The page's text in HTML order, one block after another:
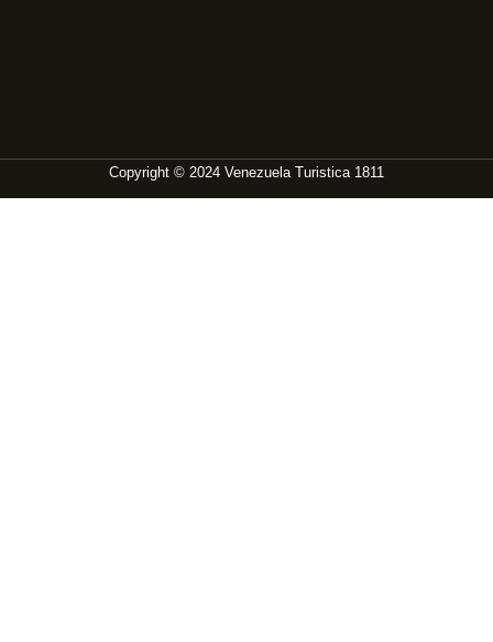
Copyright © 2024 Venezuela Turistica 1811